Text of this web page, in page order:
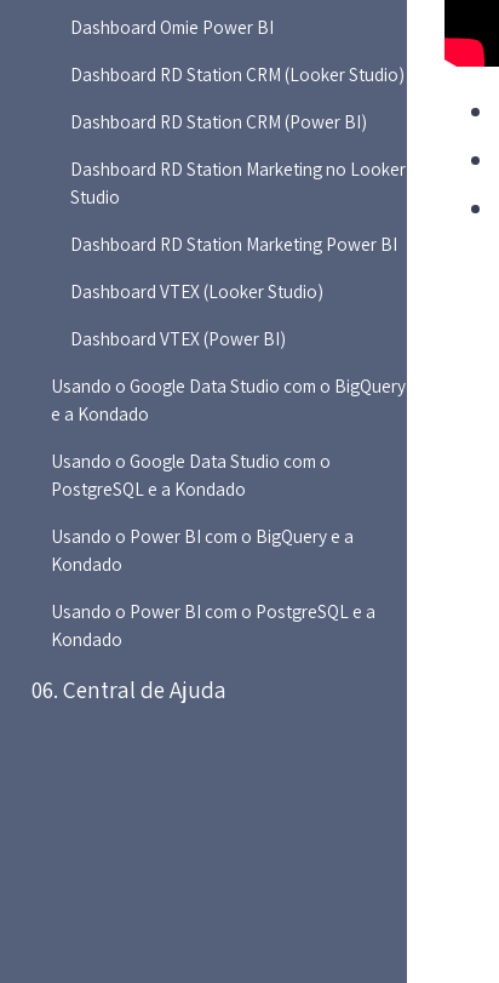
Dashboard Omie Power BI
Dashboard RD Station CRM (Looker Studio)
Dashboard RD Station CRM (Power BI)
Dashboard RD Station Marketing no Looker
Studio
Dashboard RD Station Marketing Power BI
Dashboard VTEX (Looker Studio)
Dashboard VTEX (Power BI)
Usando o Google Data Studio com o BigQuery
e a Kondado
Usando o Google Data Studio com o
PostgreSQL e a Kondado
Usando o Power BI com o BigQuery e a
Kondado
Usando o Power BI com o PostgreSQL e a
Kondado
06. Central de Ajuda